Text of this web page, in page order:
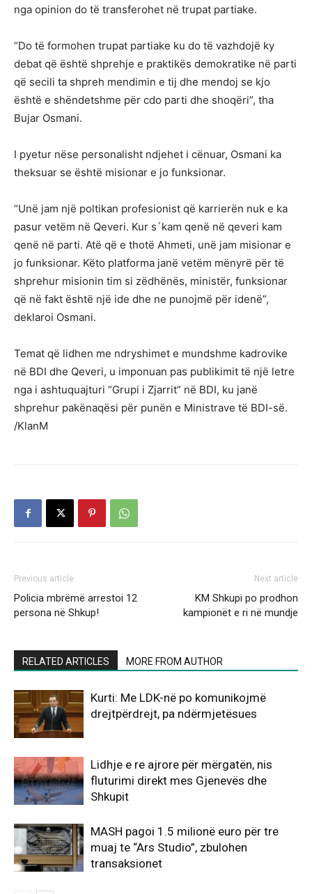
nga opinion do të transferohet në trupat partiake.
“Do të formohen trupat partiake ku do të vazhdojë ky
debat që është shprehje e praktikës demokratike në parti
që secili ta shpreh mendimin e tij dhe mendoj se kjo
është e shëndetshme për cdo parti dhe shoqëri”, tha
Bujar Osmani.
I pyetur nëse personalisht ndjehet i cënuar, Osmani ka
theksuar se është misionar e jo funksionar.
“Unë jam një poltikan profesionist që karrierën nuk e ka
pasur vetëm në Qeveri. Kur s`kam qenë në qeveri kam
qenë në parti. Atë që e thotë Ahmeti, unë jam misionar e
jo funksionar. Këto platforma janë vetëm mënyrë për të
shprehur misionin tim si zëdhënës, ministër, funksionar
që në fakt është një ide dhe ne punojmë për idenë”,
deklaroi Osmani.
Temat që lidhen me ndryshimet e mundshme kadrovike
në BDI dhe Qeveri, u imponuan pas publikimit të një letre
nga i ashtuquajturi “Grupi i Zjarrit” në BDI, ku janë
shprehur pakënaqësi për punën e Ministrave të BDI-së.
/KlanM
Previous article
Policia mbrëmë arrestoi 12
persona në Shkup!
Next article
KM Shkupi po prodhon
kampionët e ri në mundje
RELATED ARTICLES MORE FROM AUTHOR
Kurti: Me LDK-në po komunikojmë
drejtpërdrejt, pa ndërmjetësues
Lidhje e re ajrore për mërgatën, nis
fluturimi direkt mes Gjenevës dhe
Shkupit
MASH pagoi 1.5 milionë euro për tre
muaj te “Ars Studio”, zbulohen
transaksionet